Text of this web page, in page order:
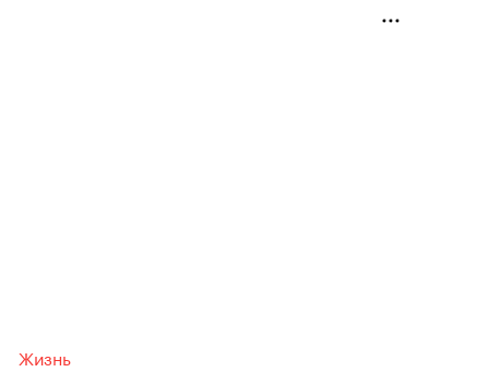
Жизнь